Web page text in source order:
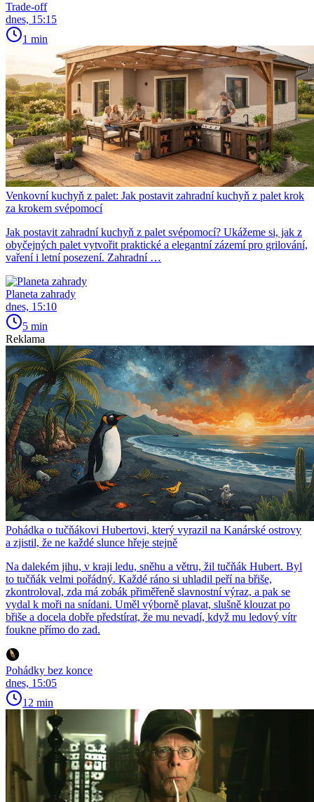
Trade-off
dnes, 15:15
1 min
Venkovní kuchyň z palet: Jak postavit zahradní kuchyň z palet krok
za krokem svépomocí
Jak postavit zahradní kuchyň z palet svépomocí? Ukážeme si, jak z
obyčejných palet vytvořit praktické a elegantní zázemí pro grilování,
vaření i letní posezení. Zahradní …
Planeta zahrady
dnes, 15:10
5 min
Reklama
Pohádka o tučňákovi Hubertovi, který vyrazil na Kanárské ostrovy
a zjistil, že ne každé slunce hřeje stejně
Na dalekém jihu, v kraji ledu, sněhu a větru, žil tučňák Hubert. Byl
to tučňák velmi pořádný. Každé ráno si uhladil peří na břiše,
zkontroloval, zda má zobák přiměřeně slavnostní výraz, a pak se
vydal k moři na snídani. Uměl výborně plavat, slušně klouzat po
břiše a docela dobře předstírat, že mu nevadí, když mu ledový vítr
foukne přímo do zad.
Pohádky bez konce
dnes, 15:05
12 min